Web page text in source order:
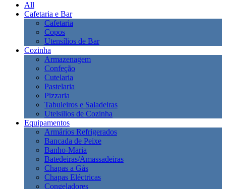
All
Cafetaria e Bar
Cafetaria
Copos
Utensílios de Bar
Cozinha
Armazenagem
Confeção
Cutelaria
Pastelaria
Pizzaria
Tabuleiros e Saladeiras
Utelsilios de Cozinha
Equipamentos
Armários Refrigerados
Bancada de Peixe
Banho-Maria
Batedeiras/Amassadeiras
Chapas a Gás
Chapas Eléctricas
Congeladores